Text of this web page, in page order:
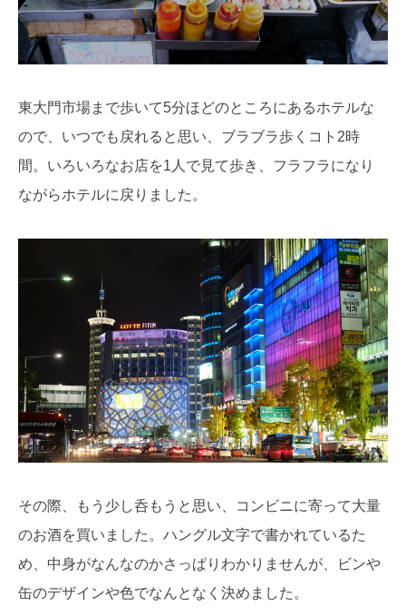
東大門市場まで歩いて5分ほどのところにあるホテルな
ので、いつでも戻れると思い、ブラブラ歩くコト2時
間。いろいろなお店を1人で見て歩き、フラフラになり
ながらホテルに戻りました。
その際、もう少し呑もうと思い、コンビニに寄って大量
のお酒を買いました。ハングル文字で書かれているた
め、中身がなんなのかさっぱりわかりませんが、ビンや
缶のデザインや色でなんとなく決めました。